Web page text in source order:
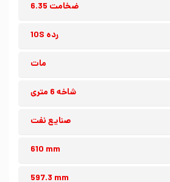
ضخامت 6.35
رده 10S
مات
شاخه 6 متری
صنایع نفت
610 mm
597.3 mm